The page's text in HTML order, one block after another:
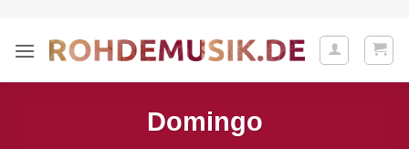
springen
Domingo